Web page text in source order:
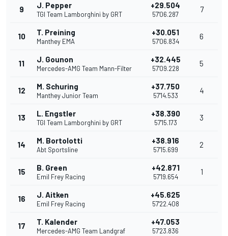
9 J. Pepper
TGI Team Lamborghini by GRT
+29.504
57'06.287
7
10 T. Preining
Manthey EMA
+30.051
57'06.834
6
11 J. Gounon
Mercedes-AMG Team Mann-Filter
+32.445
57'09.228
5
12 M. Schuring
Manthey Junior Team
+37.750
57'14.533
4
13 L. Engstler
TGI Team Lamborghini by GRT
+38.390
57'15.173
3
14 M. Bortolotti
Abt Sportsline
+38.916
57'15.699
2
15 B. Green
Emil Frey Racing
+42.871
57'19.654
1
16 J. Aitken
Emil Frey Racing
+45.625
57'22.408
17 T. Kalender
Mercedes-AMG Team Landgraf
+47.053
57'23.836